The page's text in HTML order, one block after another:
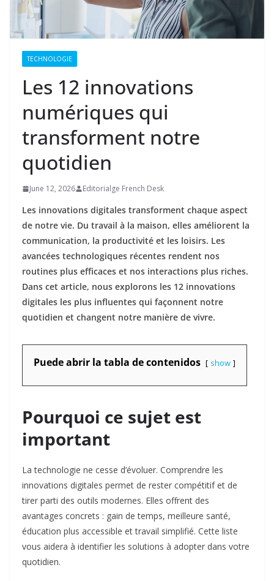
TECHNOLOGIE
Les 12 innovations
numériques qui
transforment notre
quotidien
June 12, 2026 Editorialge French Desk
Les innovations digitales transforment chaque aspect
de notre vie. Du travail à la maison, elles améliorent la
communication, la productivité et les loisirs. Les
avancées technologiques récentes rendent nos
routines plus efficaces et nos interactions plus riches.
Dans cet article, nous explorons les 12 innovations
digitales les plus influentes qui façonnent notre
quotidien et changent notre manière de vivre.
Puede abrir la tabla de contenidos show
Pourquoi ce sujet est
important
La technologie ne cesse d’évoluer. Comprendre les
innovations digitales permet de rester compétitif et de
tirer parti des outils modernes. Elles offrent des
avantages concrets : gain de temps, meilleure santé,
éducation plus accessible et travail simplifié. Cette liste
vous aidera à identifier les solutions à adopter dans votre
quotidien.